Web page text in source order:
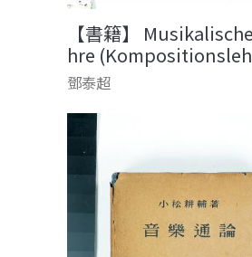
【書籍】
hre
鄧泰超